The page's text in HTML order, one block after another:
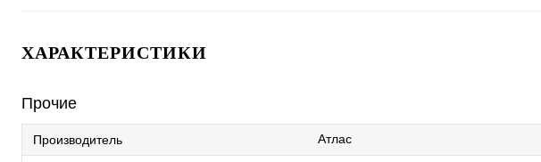
ХАРАКТЕРИСТИКИ
Прочие
Производитель Атлас